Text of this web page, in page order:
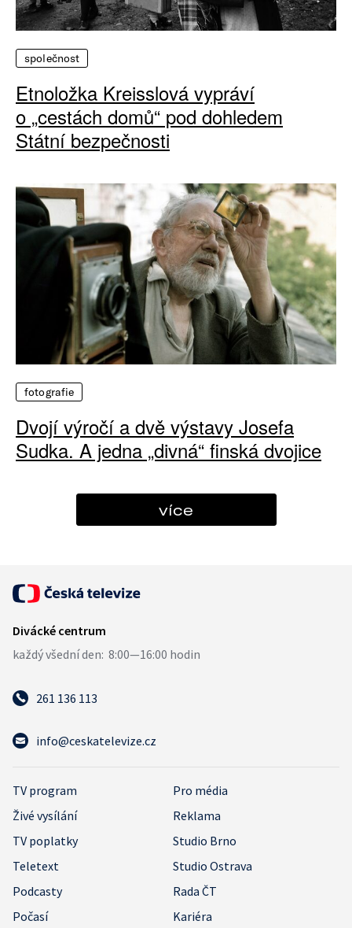
společnost
Etnoložka Kreisslová vypráví
o „cestách domů“ pod dohledem
Státní bezpečnosti
fotografie
Dvojí výročí a dvě výstavy Josefa
Sudka. A jedna „divná“ finská dvojice
více
261 136 113
info@ceskatelevize.cz
TV program
Pro média
Živé vysílání
Reklama
TV poplatky
Studio Brno
Teletext
Studio Ostrava
Podcasty
Rada ČT
Počasí
Kariéra